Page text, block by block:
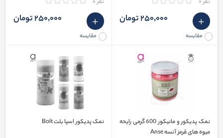
مقایسه
250٬000 تومان
مقایسه
250٬000 تومان
نمک پدیکور و مانیکور 600 گرمی رایحه
میوه های قرمز آنسه Anse
نمک پدیکور اسپا بلت Bolt